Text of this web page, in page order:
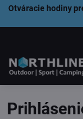
Otváracie hodiny